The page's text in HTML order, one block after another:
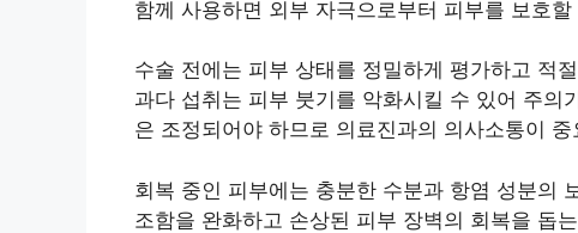
함께 사용하면 외부 자극으로부터 피부를 보호할
수술 전에는 피부 상태를 정밀하게 평가하고 적
과다 섭취는 피부 붓기를 악화시킬 수 있어 주의
은 조정되어야 하므로 의료진과의 의사소통이 중
회복 중인 피부에는 충분한 수분과 항염 성분의
조함을 완화하고 손상된 피부 장벽의 회복을 돕